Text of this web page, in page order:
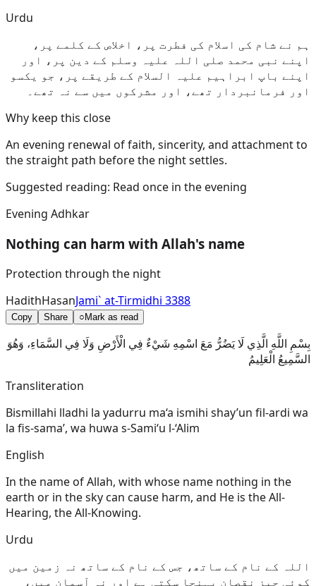
Urdu
ہم نے شام کی اسلام کی فطرت پر، اخلاص کے کلمے پر،
اپنے نبی محمد صلی اللہ علیہ وسلم کے دین پر، اور
اپنے باپ ابراہیم علیہ السلام کے طریقے پر، جو یکسو
اور فرمانبردار تھے، اور مشرکوں میں سے نہ تھے۔
Why keep this close
An evening renewal of faith, sincerity, and attachment to
the straight path before the night settles.
Suggested reading: Read once in the evening
Evening Adhkar
Nothing can harm with Allah's name
Protection through the night
HadithHasanJami` at-Tirmidhi 3388
Copy Share ○ Mark as read
بِسْمِ اللَّهِ الَّذِي لَا يَضُرُّ مَعَ اسْمِهِ شَيْءٌ فِي الْأَرْضِ وَلَا فِي السَّمَاءِ، وَهُوَ
السَّمِيعُ الْعَلِيمُ
Transliteration
Bismillahi lladhi la yadurru ma‘a ismihi shay’un fil-ardi wa
la fis-sama’, wa huwa s-Sami‘u l-‘Alim
English
In the name of Allah, with whose name nothing in the
earth or in the sky can cause harm, and He is the All-
Hearing, the All-Knowing.
Urdu
اللہ کے نام کے ساتھ، جس کے نام کے ساتھ نہ زمین میں
کوئی چیز نقصان پہنچا سکتی ہے اور نہ آسمان میں،